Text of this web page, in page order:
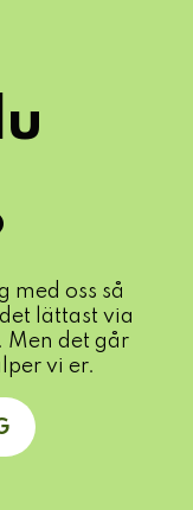
med oss så
lättast via
Men det går
vi er.